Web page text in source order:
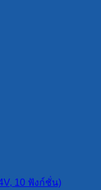
10 ฟังก์ชั่น)